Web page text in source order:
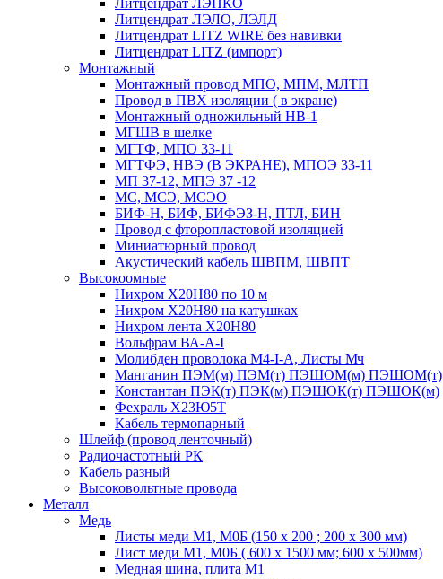
Литцендрат ЛЭПКО
Литцендрат ЛЭЛО, ЛЭЛД
Литцендрат LITZ WIRE без навивки
Литцендрат LITZ (импорт)
Монтажный
Монтажный провод МПО, МПМ, МЛТП
Провод в ПВХ изоляции ( в экране)
Монтажный одножильный HB-1
МГШВ в шелке
МГТФ, МПО 33-11
МГТФЭ, НВЭ (В ЭКРАНЕ), МПОЭ 33-11
МП 37-12, МПЭ 37 -12
МС, МСЭ, МСЭО
БИФ-Н, БИФ, БИФЭЗ-Н, ПТЛ, БИН
Провод с фторопластовой изоляцией
Миниатюрный провод
Акустический кабель ШВПМ, ШВПТ
Высокоомные
Нихром Х20Н80 по 10 м
Нихром Х20Н80 на катушках
Нихром лента Х20Н80
Вольфрам ВА-А-I
Молибден проволока М4-I-А, Листы Мч
Манганин ПЭМ(м) ПЭМ(т) ПЭШОМ(м) ПЭШОМ(т)
Константан ПЭК(т) ПЭК(м) ПЭШОК(т) ПЭШОК(м)
Фехраль Х23Ю5Т
Кабель термопарный
Шлейф (провод ленточный)
Радиочастотный РК
Кабель разный
Высоковольтные провода
Металл
Медь
Листы меди М1, М0Б (150 х 200 ; 200 х 300 мм)
Лист меди М1, М0Б ( 600 х 1500 мм; 600 х 500мм)
Медная шина, плита М1